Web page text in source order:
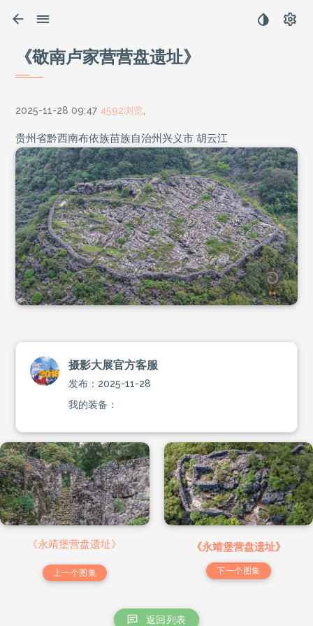
《敬南卢家营营盘遗址》
2025-11-28 09:47 4592浏览
贵州省黔西南布依族苗族自治州兴义市 胡云江
摄影大展官方客服
发布：2025-11-28
我的装备：
《永靖堡营盘遗址》
上一个图集
《永靖堡营盘遗址》
下一个图集
返回列表